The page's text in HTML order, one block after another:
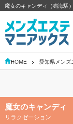
魔女のキャンディ（鳴海駅
HOME 愛知県メンズ
魔女のキャンディ
リラクゼーション